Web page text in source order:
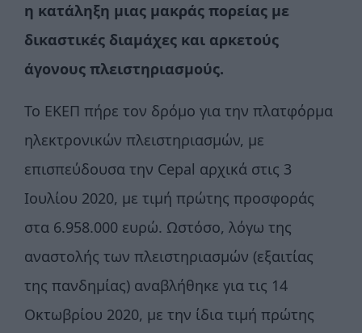
η κατάληξη μιας μακράς πορείας με
δικαστικές διαμάχες και αρκετούς
άγονους πλειστηριασμούς.
Το ΕΚΕΠ πήρε τον δρόμο για την πλατφόρμα
ηλεκτρονικών πλειστηριασμών, με
επισπεύδουσα την Cepal αρχικά στις 3
Ιουλίου 2020, με τιμή πρώτης προσφοράς
στα 6.958.000 ευρώ. Ωστόσο, λόγω της
αναστολής των πλειστηριασμών (εξαιτίας
της πανδημίας) αναβλήθηκε για τις 14
Οκτωβρίου 2020, με την ίδια τιμή πρώτης